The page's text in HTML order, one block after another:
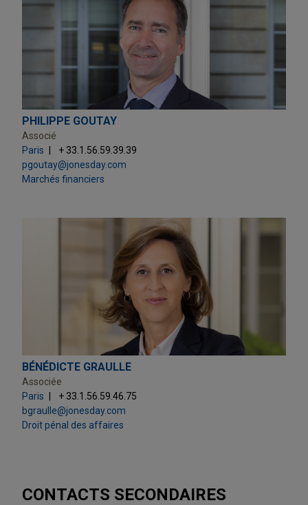
PHILIPPE GOUTAY
Associé
Paris
+ 33.1.56.59.39.39
pgoutay@jonesday.com
Marchés financiers
BÉNÉDICTE GRAULLE
Associée
Paris
+ 33.1.56.59.46.75
bgraulle@jonesday.com
Droit pénal des affaires
CONTACTS SECONDAIRES